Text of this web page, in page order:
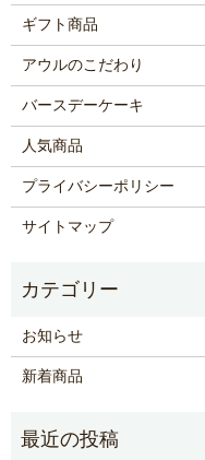
ギフト商品
アウルのこだわり
バースデーケーキ
人気商品
プライバシーポリシー
サイトマップ
お知らせ
新着商品